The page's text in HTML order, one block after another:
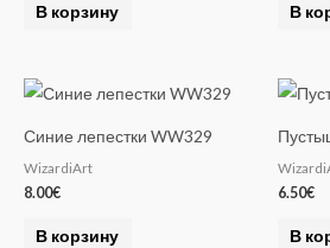
В корзину В
Синие лепестки WW329
WizardiArt
8.00€
В корзину
6.50€
В